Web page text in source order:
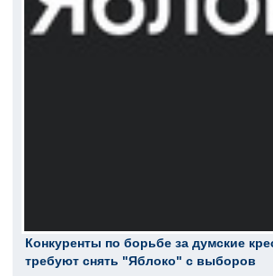
Конкуренты по борьбе за думские
требуют снять "Яблоко" с выборов